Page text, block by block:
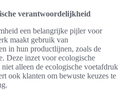
verantwoordelijkheid
een belangrijke pijler voor
maakt gebruik van
in hun productlijnen, zoals de
Deze inzet voor ecologische
alleen de ecologische voetafdruk
ook klanten om bewuste keuzes te